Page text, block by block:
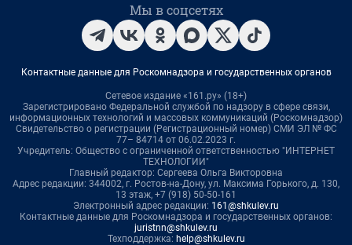
Мы в соцсетях
Контактные данные для Роскомнадзора и государственных органов
Сетевое издание «161.ру» (18+)
Зарегистрировано Федеральной службой по надзору в сфере связи,
информационных технологий и массовых коммуникаций (Роскомнадзор)
Свидетельство о регистрации (Регистрационный номер) СМИ ЭЛ № ФС
77– 84714 от 06.02.2023 г.
Учредитель: Общество с ограниченной ответственностью "ИНТЕРНЕТ
ТЕХНОЛОГИИ"
Главный редактор: Сергеева Ольга Викторовна
Адрес редакции: 344002, г. Ростов-на-Дону, ул. Максима Горького, д. 130,
13 этаж, +7 (918) 50-50-161
Электронный адрес редакции: 161@shkulev.ru
Контактные данные для Роскомнадзора и государственных органов:
juristnn@shkulev.ru
Техподдержка: help@shkulev.ru